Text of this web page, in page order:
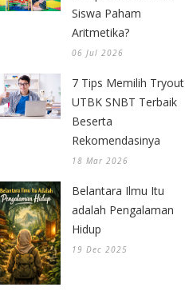
Siswa Paham
Aritmetika?
06 Jul 2026
7 Tips Memilih Tryout
UTBK SNBT Terbaik
Beserta
Rekomendasinya
18 Mar 2026
Belantara Ilmu Itu
adalah Pengalaman
Hidup
19 Dec 2025